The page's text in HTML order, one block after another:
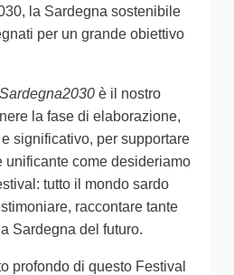
la Sardegna sostenibile
per un grande obiettivo
è il nostro
la fase di elaborazione,
significativo, per supportare
unificante come desideriamo
tutto il mondo sardo
raccontare tante
Sardegna del futuro.
profondo di questo Festival